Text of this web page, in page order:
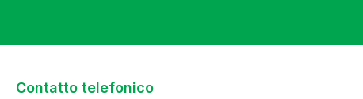
Contatto telefonico